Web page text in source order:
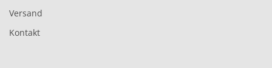
Versand
Kontakt